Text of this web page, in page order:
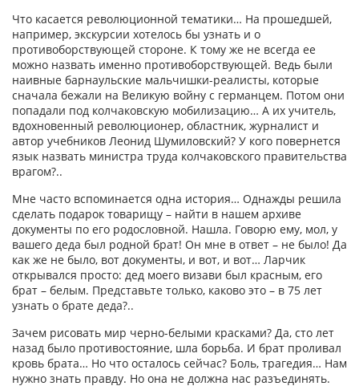
Что касается революционной тематики… На прошедшей,
например, экскурсии хотелось бы узнать и о
противоборствующей стороне. К тому же не всегда ее
можно назвать именно противоборствующей. Ведь были
наивные барнаульские мальчишки-реалисты, которые
сначала бежали на Великую войну с германцем. Потом они
попадали под колчаковскую мобилизацию… А их учитель,
вдохновенный революционер, областник, журналист и
автор учебников Леонид Шумиловский? У кого повернется
язык назвать министра труда колчаковского правительства
врагом?..
Мне часто вспоминается одна история… Однажды решила
сделать подарок товарищу – найти в нашем архиве
документы по его родословной. Нашла. Говорю ему, мол, у
вашего деда был родной брат! Он мне в ответ – не было! Да
как же не было, вот документы, и вот, и вот… Ларчик
открывался просто: дед моего визави был красным, его
брат – белым. Представьте только, каково это – в 75 лет
узнать о брате деда?..
Зачем рисовать мир черно-белыми красками? Да, сто лет
назад было противостояние, шла борьба. И брат проливал
кровь брата… Но что осталось сейчас? Боль, трагедия… Нам
нужно знать правду. Но она не должна нас разъединять.